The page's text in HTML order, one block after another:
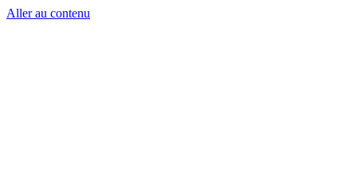
Aller au contenu